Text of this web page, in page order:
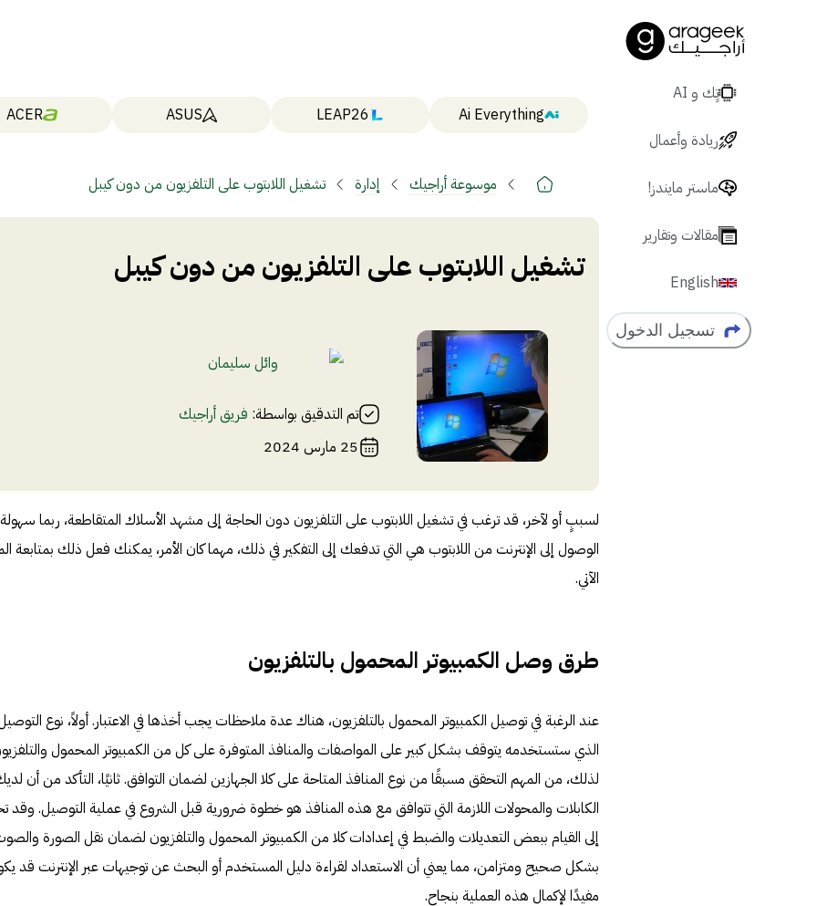
تٍك و AI
ريادة وأعمال
ماستر مايندز!
مقالات وتقارير
English
تسجيل الدخول
Ai Everything
LEAP26
ASUS
ACER
موسوعة أراجيك إدارة تشغيل اللابتوب على التلفزيون من دون كيبل
تشغيل اللابتوب على التلفزيون من دون كيبل
وائل سليمان
تم التدقيق بواسطة: فريق أراجيك
25 مارس 2024
لسببٍ أو لآخر، قد ترغب في تشغيل اللابتوب على التلفزيون دون الحاجة إلى مشهد الأسلاك المتقاطعة، ربما سهولة
الوصول إلى الإنترنت من اللابتوب هي التي تدفعك إلى التفكير في ذلك، مهما كان الأمر، يمكنك فعل ذلك بمتابعة
الآتي.
طرق وصل الكمبيوتر المحمول بالتلفزيون
عند الرغبة في توصيل الكمبيوتر المحمول بالتلفزيون، هناك عدة ملاحظات يجب أخذها في الاعتبار. أولاً، نوع
الذي ستستخدمه يتوقف بشكل كبير على المواصفات والمنافذ المتوفرة على كل من الكمبيوتر المحمول
لذلك، من المهم التحقق مسبقًا من نوع المنافذ المتاحة على كلا الجهازين لضمان التوافق. ثانيًا، التأكد من أن
الكابلات والمحولات اللازمة التي تتوافق مع هذه المنافذ هو خطوة ضرورية قبل الشروع في عملية التوصيل. وقد
إلى القيام ببعض التعديلات والضبط في إعدادات كلا من الكمبيوتر المحمول والتلفزيون لضمان نقل الصورة
بشكل صحيح ومتزامن، مما يعني أن الاستعداد لقراءة دليل المستخدم أو البحث عن توجيهات عبر الإنترنت قد
مفيدًا لإكمال هذه العملية بنجاح.